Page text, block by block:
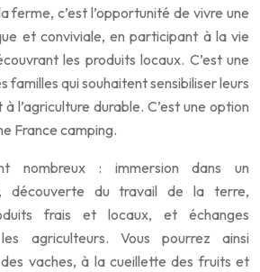
ferme, c’est l’opportunité de vivre une
et conviviale, en participant à la vie
les produits locaux. C’est une
familles qui souhaitent sensibiliser leurs
l’agriculture durable. C’est une option
France camping.
nombreux : immersion dans un
découverte du travail de la terre,
frais et locaux, et échanges
agriculteurs. Vous pourrez ainsi
vaches, à la cueillette des fruits et